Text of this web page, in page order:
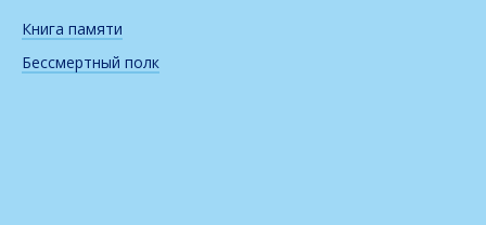
Книга памяти
Бессмертный полк